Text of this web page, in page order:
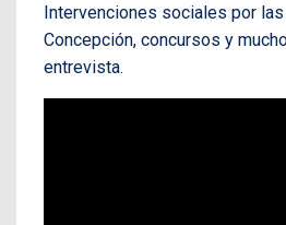
Intervenciones sociales por
Concepción, concursos y
entrevista.